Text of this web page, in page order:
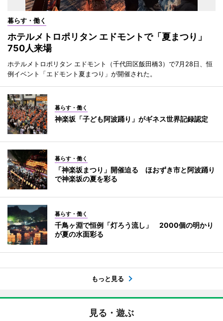
暮らす・働く
ホテルメトロポリタン エドモントで「夏まつり」
750人来場
ホテルメトロポリタン エドモント（千代田区飯田橋3）で7月28日、恒
例イベント「エドモント夏まつり」が開催された。
暮らす・働く
神楽坂「子ども阿波踊り」がギネス世界記録認定
暮らす・働く
「神楽坂まつり」開催迫る ほおずき市と阿波踊り
で神楽坂の夏を彩る
暮らす・働く
千鳥ヶ淵で恒例「灯ろう流し」 2000個の明かり
が夏の水面彩る
もっと見る
見る・遊ぶ